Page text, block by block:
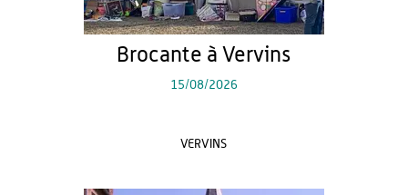
Brocante à Vervins
15/08/2026
VERVINS